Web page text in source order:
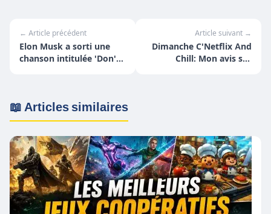
← Article précédent
Elon Musk a sorti une
chanson intitulée 'Don't
Article suivant →
Dimanche C'Netflix And
Chill: Mon avis sur
📖 Articles similaires